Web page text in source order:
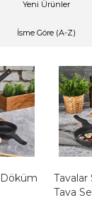
Yeni Ürünler
İsme Göre (A-Z)
Döküm
Tava